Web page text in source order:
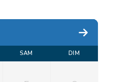
SAM DIM